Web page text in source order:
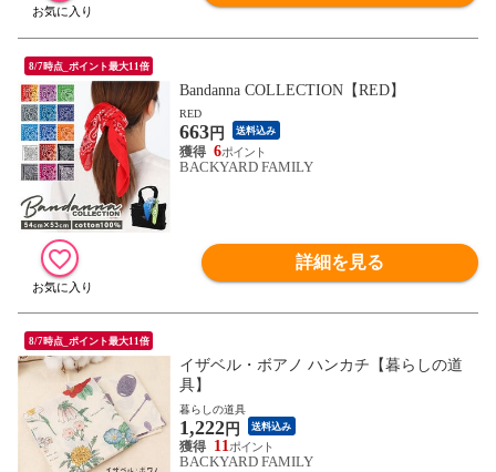
8/7時点_ポイント最大11倍
Bandanna COLLECTION【RED】
RED
663円 送料込み
6
BACKYARD FAMILY
詳細を見る
8/7時点_ポイント最大11倍
イザベル・ボアノ ハンカチ【暮らしの道
具】
暮らしの道具
1,222円 送料込み
11
BACKYARD FAMILY